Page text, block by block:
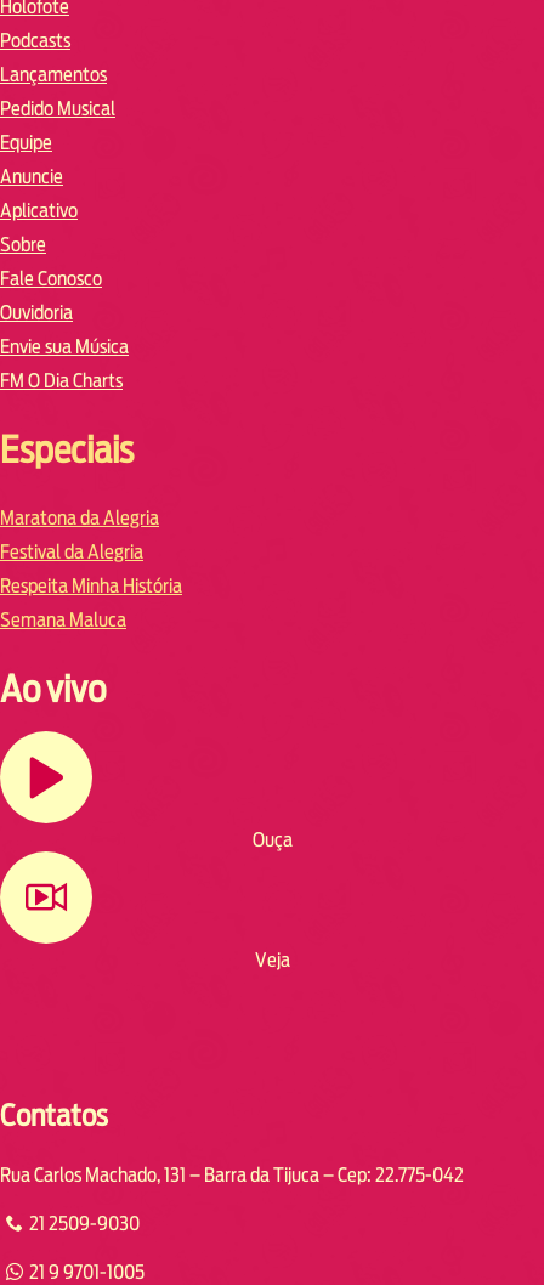
Holofote
Podcasts
Lançamentos
Pedido Musical
Equipe
Anuncie
Aplicativo
Sobre
Fale Conosco
Ouvidoria
Envie sua Música
FM O Dia Charts
Especiais
Maratona da Alegria
Festival da Alegria
Respeita Minha História
Semana Maluca
Ao vivo
Ouça
Veja
Contatos
Rua Carlos Machado, 131 – Barra da Tijuca – Cep: 22.775-042
21 2509-9030
21 9 9701-1005